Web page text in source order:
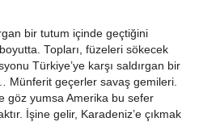
bir tutum içinde geçtiğini
Topları, füzeleri sökecek
Türkiye’ye karşı saldırgan bir
Münferit geçerler savaş gemileri.
göz yumsa Amerika bu sefer
İşine gelir, Karadeniz’e çıkmak